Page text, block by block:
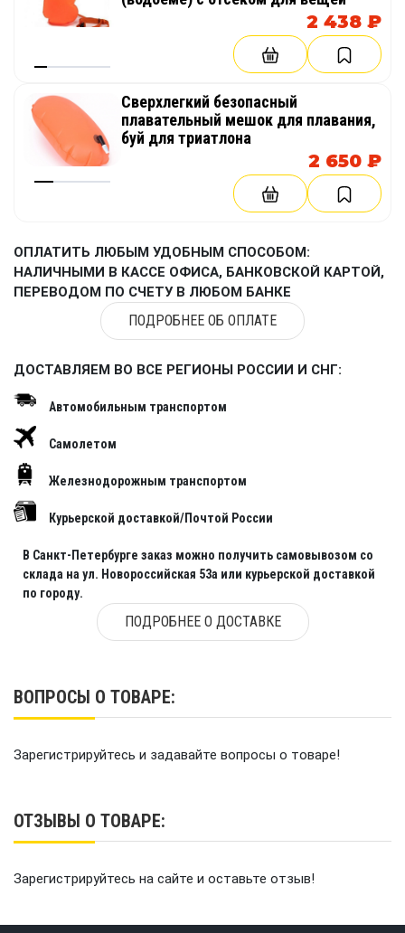
2 438 ₽
Сверхлегкий безопасный
плавательный мешок для плавания,
буй для триатлона
2 650 ₽
ОПЛАТИТЬ ЛЮБЫМ УДОБНЫМ СПОСОБОМ:
НАЛИЧНЫМИ В КАССЕ ОФИСА, БАНКОВСКОЙ КАРТОЙ,
ПЕРЕВОДОМ ПО СЧЕТУ В ЛЮБОМ БАНКЕ
ПОДРОБНЕЕ ОБ ОПЛАТЕ
ДОСТАВЛЯЕМ ВО ВСЕ РЕГИОНЫ РОССИИ И СНГ:
Автомобильным транспортом
Самолетом
Железнодорожным транспортом
Курьерской доставкой/Почтой России
В Санкт-Петербурге заказ можно получить самовывозом со
склада на ул. Новороссийская 53а или курьерской доставкой
по городу.
ПОДРОБНЕЕ О ДОСТАВКЕ
ВОПРОСЫ О ТОВАРЕ:
Зарегистрируйтесь и задавайте вопросы о товаре!
ОТЗЫВЫ О ТОВАРЕ:
Зарегистрируйтесь на сайте и оставьте отзыв!